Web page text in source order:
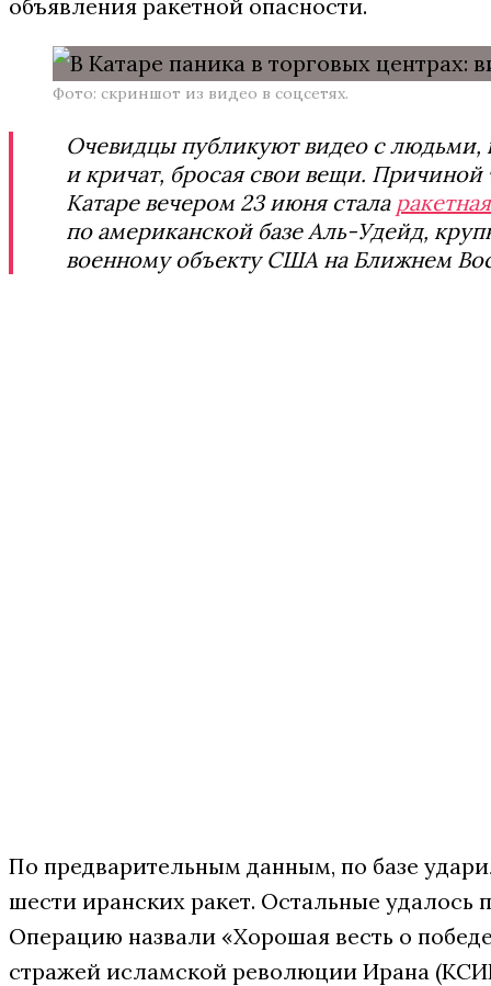
объявления ракетной опасности.
Фото: скриншот из видео в соцсетях.
Очевидцы публикуют видео с людьми,
и кричат, бросая свои вещи. Причиной
Катаре вечером 23 июня стала
по американской базе Аль-Удейд,
военному объекту США на Ближнем
По предварительным данным, по базе
шести иранских ракет. Остальные удалось
Операцию назвали «Хорошая весть о
стражей исламской революции Ирана